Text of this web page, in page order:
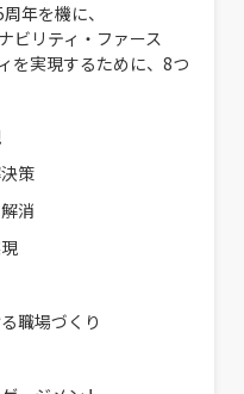
年を機に、
ビリティ・ファース
を実現するために、8つ
策
消
職場づくり